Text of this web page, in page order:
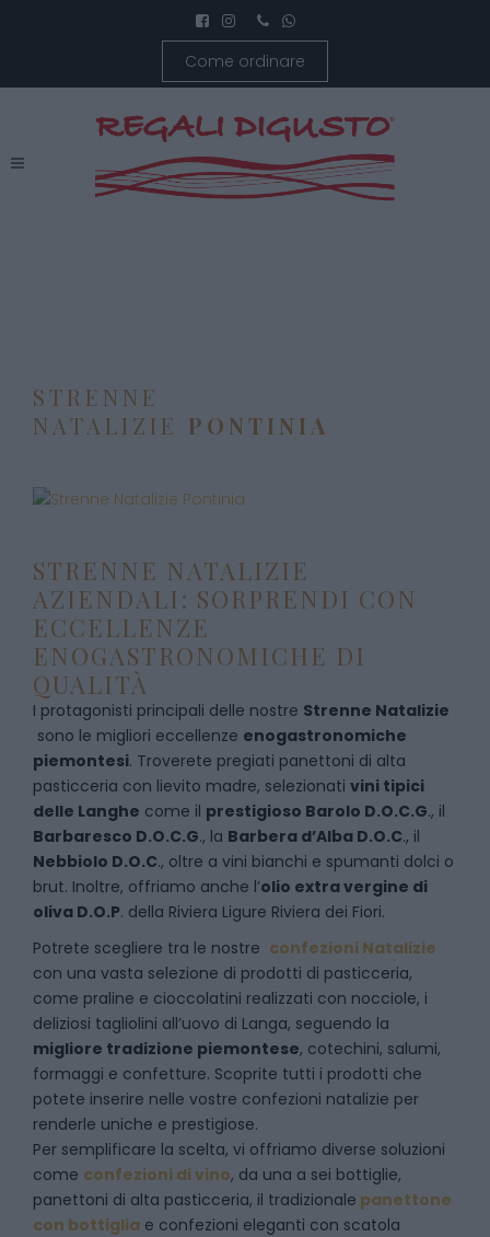
Come ordinare
STRENNE
NATALIZIE PONTINIA
STRENNE NATALIZIE
AZIENDALI: SORPRENDI CON
ECCELLENZE
ENOGASTRONOMICHE DI
QUALITÀ
I protagonisti principali delle nostre Strenne Natalizie
sono le migliori eccellenze enogastronomiche
piemontesi. Troverete pregiati panettoni di alta
pasticceria con lievito madre, selezionati vini tipici
delle Langhe come il prestigioso Barolo D.O.C.G., il
Barbaresco D.O.C.G., la Barbera d’Alba D.O.C., il
Nebbiolo D.O.C., oltre a vini bianchi e spumanti dolci o
brut. Inoltre, offriamo anche l’olio extra vergine di
oliva D.O.P. della Riviera Ligure Riviera dei Fiori.
Potrete scegliere tra le nostre confezioni Natalizie
con una vasta selezione di prodotti di pasticceria,
come praline e cioccolatini realizzati con nocciole, i
deliziosi tagliolini all’uovo di Langa, seguendo la
migliore tradizione piemontese, cotechini, salumi,
formaggi e confetture. Scoprite tutti i prodotti che
potete inserire nelle vostre confezioni natalizie per
renderle uniche e prestigiose.
Per semplificare la scelta, vi offriamo diverse soluzioni
come confezioni di vino, da una a sei bottiglie,
panettoni di alta pasticceria, il tradizionale panettone
con bottiglia e confezioni eleganti con scatola